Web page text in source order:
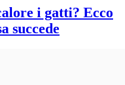
i gatti? Ecco
succede